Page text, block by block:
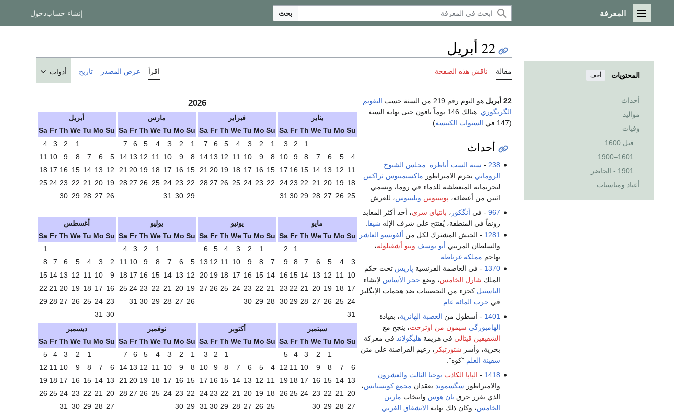
القائمة الرئيسية
المعرفة بحث إنشاء حسابدخول
المحتويات أخف
أحداث
مواليد
وفيات
قبل 1600
1601–1900
1901 - الحاضر
أعياد ومناسبات
22 أبريل
مقالة ناقش هذه الصفحة اقرأ عرض المصدر تاريخ أدوات
2026
يناير
Su
Mo
Tu
We
Th
Fr
Sa
1
2
3
4
5
6
7
8
9
10
11
12
13
14
15
16
17
18
19
20
21
22
23
24
25
26
27
28
29
30
31
فبراير
Su
Mo
Tu
We
Th
Fr
Sa
1
2
3
4
5
6
7
8
9
10
11
12
13
14
15
16
17
18
19
20
21
22
23
24
25
26
27
28
مارس
Su
Mo
Tu
We
Th
Fr
Sa
1
2
3
4
5
6
7
8
9
10
11
12
13
14
15
16
17
18
19
20
21
22
23
24
25
26
27
28
29
30
31
أبريل
Su
Mo
Tu
We
Th
Fr
Sa
1
2
3
4
5
6
7
8
9
10
11
12
13
14
15
16
17
18
19
20
21
22
23
24
25
26
27
28
29
30
مايو
Su
Mo
Tu
We
Th
Fr
Sa
1
2
3
4
5
6
7
8
9
10
11
12
13
14
15
16
17
18
19
20
21
22
23
24
25
26
27
28
29
30
31
يونيو
Su
Mo
Tu
We
Th
Fr
Sa
1
2
3
4
5
6
7
8
9
10
11
12
13
14
15
16
17
18
19
20
21
22
23
24
25
26
27
28
29
30
يوليو
Su
Mo
Tu
We
Th
Fr
Sa
1
2
3
4
5
6
7
8
9
10
11
12
13
14
15
16
17
18
19
20
21
22
23
24
25
26
27
28
29
30
31
أغسطس
Su
Mo
Tu
We
Th
Fr
Sa
1
2
3
4
5
6
7
8
9
10
11
12
13
14
15
16
17
18
19
20
21
22
23
24
25
26
27
28
29
30
31
سبتمبر
Su
Mo
Tu
We
Th
Fr
Sa
1
2
3
4
5
6
7
8
9
10
11
12
13
14
15
16
17
18
19
20
21
22
23
24
25
26
27
28
29
30
أكتوبر
Su
Mo
Tu
We
Th
Fr
Sa
1
2
3
4
5
6
7
8
9
10
11
12
13
14
15
16
17
18
19
20
21
22
23
24
25
26
27
28
29
30
31
نوفمبر
Su
Mo
Tu
We
Th
Fr
Sa
1
2
3
4
5
6
7
8
9
10
11
12
13
14
15
16
17
18
19
20
21
22
23
24
25
26
27
28
29
30
ديسمبر
Su
Mo
Tu
We
Th
Fr
Sa
1
2
3
4
5
6
7
8
9
10
11
12
13
14
15
16
17
18
19
20
21
22
23
24
25
26
27
28
29
30
31
22 أبريل هو اليوم رقم 219 من السنة حسب
التقويم
الگريگوري
. هنالك 146 بوماً باقون حتى نهاية السنة
(147 في
السنوات الكبيسة).
أحداث
238
- سنة الست أباطرة: مجلس الشيوخ
الروماني يجرم الامبراطور ماكسيمينوس ثراكس
لتحريماته المتعطشة للدماء في روما، ويسمي
اثنين من أعضائه، پوپيينوس وبلبينوس، للعرش.
967 - في أنگكور ، بانتياي سري، أحد أكثر المعابد
رونقاً في المنطقة، يُفتتح على شرف الإله شيڤا
1281 - الجيش المشترك لكل من ألفونسو العاشر
والسلطان المريني أبو يوسف وبنو أشقيلولة،
يهاجم مملكة غرناطة
1370 - في العاصمة الفرنسية پاريس تحت حكم
الملك شارل الخامس، وضع حجر الأساس لإنشاء
الباستيل كجزء من التحصينات ضد هجمات الإنگليز
في حرب المائة عام.
1401 - أسطول من العصبة الهانزية، بقيادة
الهامبورگي سيمون من اوترخت، ينجح مع
الشقيقين ڤيتالي في هزيمةهليگولاند في معركة
بحرية، وأسر شتورتبكر ، زعيم القراصنة على متن
سفينة العلم "كوه".
1418
- الپاپا الكاذب يوحنا الثالث والعشرون
والامبراطور سگسموند يعقدان مجمع كونستانس،
الذي يقرر حرق يان هوس وانتخاب مارتن
الخامس، وكان ذلك نهاية الانشقاق الغربي.